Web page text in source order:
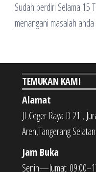
Sudah berdiri Selama 15
menangani masalah
TEMUKAN KAMI
Alamat
JL.Ceger Raya D 21 ,
Aren,Tangerang
Jam Buka
Senin—Jumat: